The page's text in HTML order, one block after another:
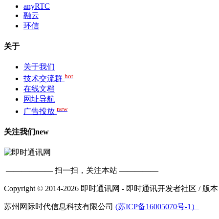
anyRTC
融云
环信
关于
关于我们
技术交流群 hot
在线文档
网址导航
广告投放 new
关注我们new
—————— 扫一扫，关注本站 —————
Copyright © 2014-2026 即时通讯网 - 即时通讯开发者社区 / 版
苏州网际时代信息科技有限公司 (苏ICP备16005070号-1）